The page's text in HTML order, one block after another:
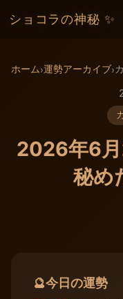
ショコラの神秘 ✨
ホーム›運勢アーカイブ›
2026年6
秘め
🔮今日の運勢